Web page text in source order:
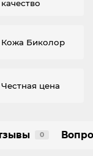
качество
Кожа Биколор
Честная цена
0